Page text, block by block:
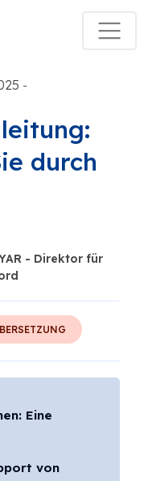
-
durch
- Direktor für
Eine
von